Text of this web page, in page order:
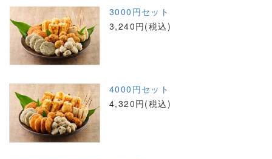
3000円セット
3,240円(税込)
4000円セット
4,320円(税込)